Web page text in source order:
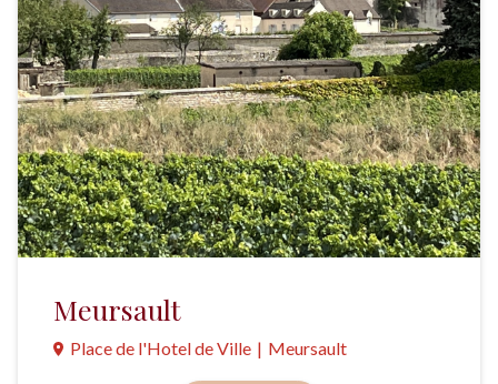
Meursault
Place de l'Hotel de Ville | Meursault